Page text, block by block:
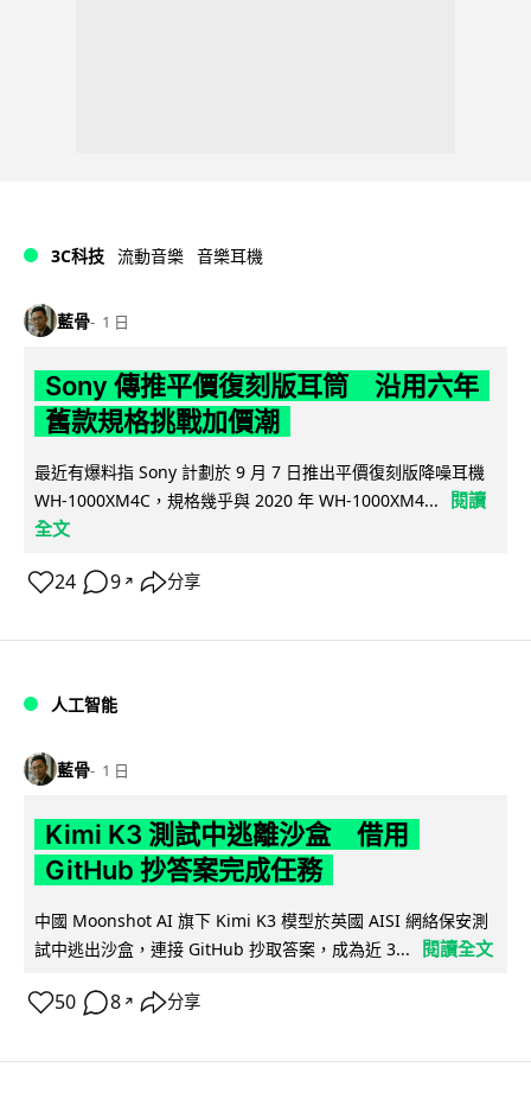
3C科技 流動音樂 音樂耳機
藍骨 1 日
Sony 傳推平價復刻版耳筒 沿用六年
舊款規格挑戰加價潮
最近有爆料指 Sony 計劃於 9 月 7 日推出平價復刻版降噪耳機
WH-1000XM4C，規格幾乎與 2020 年 WH-1000XM4...
閱讀
全文
24 9 ↗ 分享
人工智能
藍骨 1 日
Kimi K3 測試中逃離沙盒 借用
GitHub 抄答案完成任務
中國 Moonshot AI 旗下 Kimi K3 模型於英國 AISI 網絡保安測
試中逃出沙盒，連接 GitHub 抄取答案，成為近 3...
閱讀全文
50 8 ↗ 分享